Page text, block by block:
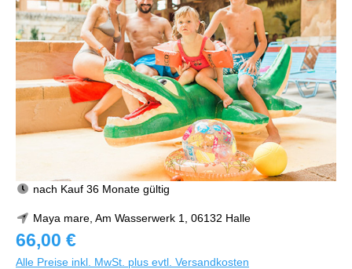
nach Kauf 36 Monate gültig
Maya mare, Am Wasserwerk 1, 06132 Halle
66,00 €
Alle Preise inkl. MwSt. plus evtl. Versandkosten